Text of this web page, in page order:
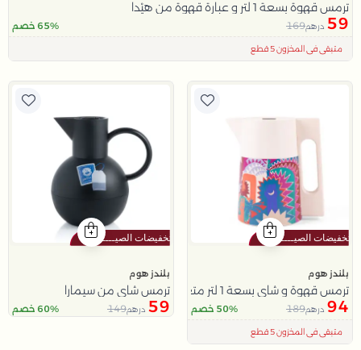
ترمس قهوة بسعة 1 لتر و عبارة قهوة من هيْدا
59 درهم169 65% خصم
اقل سعر في 30 يوم
متبقي في المخزون 5 قطع
بلندز هوم
ترمس قهوة و شاي بسعة 1 لتر متعدد الالوان من امارا
94 درهم189 50% خصم
اقل سعر في 30 يوم
متبقي في المخزون 5 قطع
بلندز هوم
ترمس شاي من سيمارا
59 درهم149 60% خصم